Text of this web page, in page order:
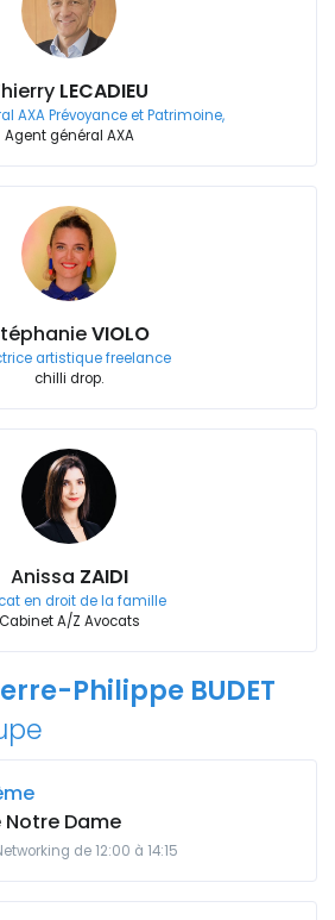
LECADIEU
AXA Prévoyance et Patrimoine,
Agent général AXA
VIOLO
artistique freelance
chilli drop.
Anissa ZAIDI
en droit de la famille
Cabinet A/Z Avocats
Philippe BUDET
Notre Dame
de 12:00 à 14:15